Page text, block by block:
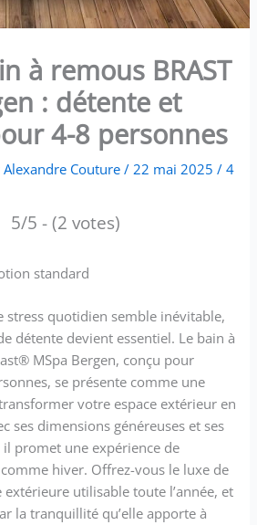
à remous BRAST
: détente et
4-8 personnes
Alexandre Couture/ 22 mai 2025/4
5/5 - (2 votes)
stress quotidien semble inévitable,
détente devient essentiel. Le bain à
MSpa Bergen, conçu pour
se présente comme une
votre espace extérieur en
ses dimensions généreuses et ses
il promet une expérience de
hiver. Offrez-vous le luxe de
extérieure utilisable toute l’année, et
la tranquillité qu’elle apporte à